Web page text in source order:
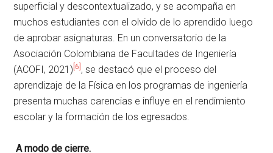
superficial y descontextualizado, y se acompaña en
muchos estudiantes con el olvido de lo aprendido luego
de aprobar asignaturas. En un conversatorio de la
Asociación Colombiana de Facultades de Ingeniería
(ACOFI, 2021) [6] , se destacó que el proceso del
aprendizaje de la Física en los programas de ingeniería
presenta muchas carencias e influye en el rendimiento
escolar y la formación de los egresados.
A modo de cierre.